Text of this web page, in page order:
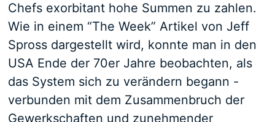
Chefs exorbitant hohe Summen zu zahlen.
Wie in einem “The Week” Artikel von Jeff
Spross dargestellt wird, konnte man in den
USA Ende der 70er Jahre beobachten, als
das System sich zu verändern begann -
verbunden mit dem Zusammenbruch der
Gewerkschaften und zunehmender